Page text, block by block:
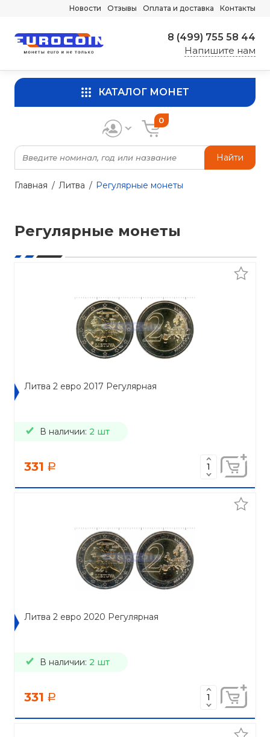
Новости Отзывы Оплата и доставка Контакты
8 (499) 755 58 44
Напишите нам
КАТАЛОГ МОНЕТ
Найти
0
Главная Литва Регулярные монеты
Регулярные монеты
Литва 2 евро 2017 Регулярная
В наличии: 2 шт
331 a
Литва 2 евро 2020 Регулярная
В наличии: 2 шт
331 a